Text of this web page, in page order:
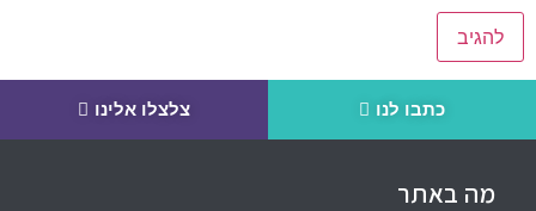
כתבו לנו צלצלו אלינו
מה באתר